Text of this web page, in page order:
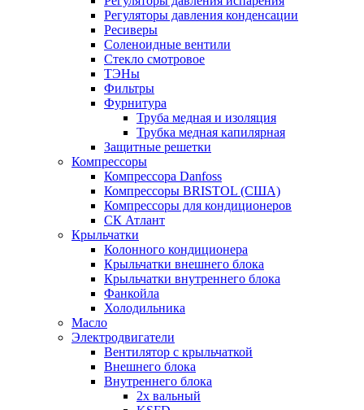
Регуляторы давления конденсации
Ресиверы
Соленоидные вентили
Стекло смотровое
ТЭНы
Фильтры
Фурнитура
Труба медная и изоляция
Трубка медная капилярная
Защитные решетки
Компрессоры
Компрессора Danfoss
Компрессоры BRISTOL (США)
Компрессоры для кондиционеров
СК Атлант
Крыльчатки
Колонного кондиционера
Крыльчатки внешнего блока
Крыльчатки внутреннего блока
Фанкойла
Холодильника
Масло
Электродвигатели
Вентилятор с крыльчаткой
Внешнего блока
Внутреннего блока
2х вальный